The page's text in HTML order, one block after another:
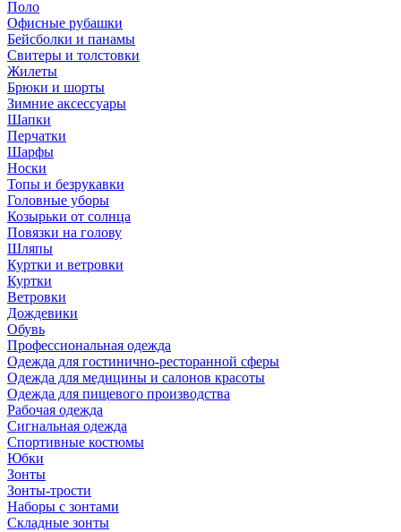
Поло
Офисные рубашки
Бейсболки и панамы
Свитеры и толстовки
Жилеты
Брюки и шорты
Зимние аксессуары
Шапки
Перчатки
Шарфы
Носки
Топы и безрукавки
Головные уборы
Козырьки от солнца
Повязки на голову
Шляпы
Куртки и ветровки
Куртки
Ветровки
Дождевики
Обувь
Профессиональная одежда
Одежда для гостинично-ресторанной сферы
Одежда для медицины и салонов красоты
Одежда для пищевого производства
Рабочая одежда
Сигнальная одежда
Спортивные костюмы
Юбки
Зонты
Зонты-трости
Наборы с зонтами
Складные зонты